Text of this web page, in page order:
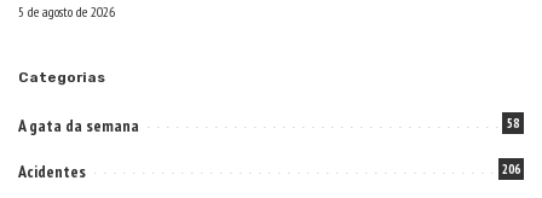
5 de agosto de 2026
Categorias
A gata da semana 58
Acidentes 206